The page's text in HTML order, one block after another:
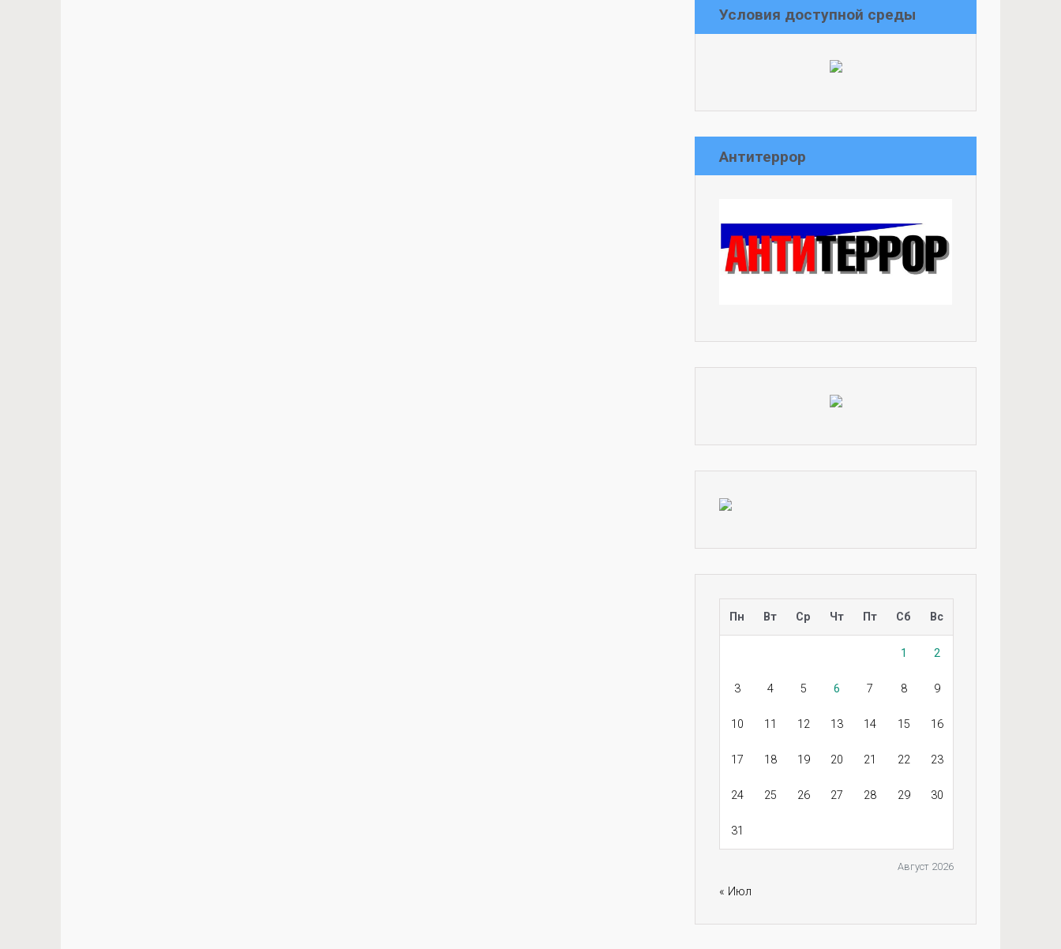
Условия доступной среды
Антитеррор
Август 2026
Пн Вт Ср Чт Пт Сб Вс
1 2
3 4 5 6 7 8 9
10 11 12 13 14 15 16
17 18 19 20 21 22 23
24 25 26 27 28 29 30
31
« Июл